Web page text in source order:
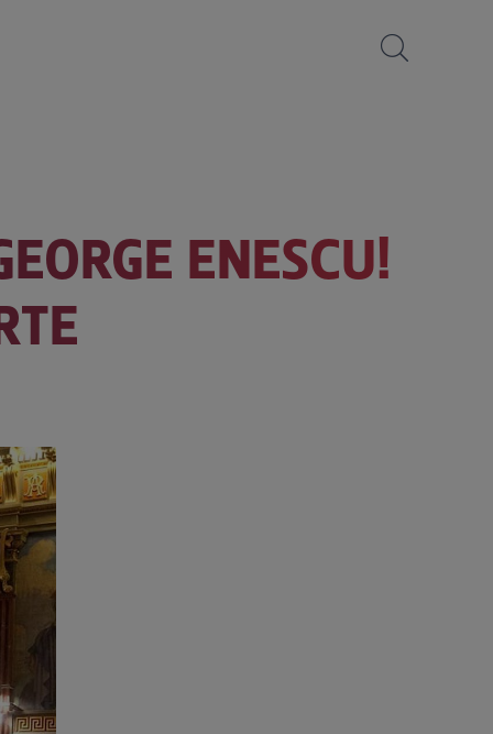
ENESCU!